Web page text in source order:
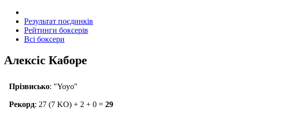
Результат поєдинків
Рейтинги боксерів
Всі боксери
Алексіс Каборе
Прізвисько: "Yoyo"
Рекорд: 27 (7 KO) + 2 + 0 = 29